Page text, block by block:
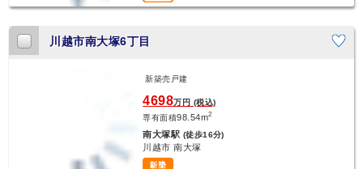
川越市南大塚6丁目
新築売戸建
4698万円 (税込)
専有面積98.54m2
南大塚駅 (徒歩16分)
川越市 南大塚